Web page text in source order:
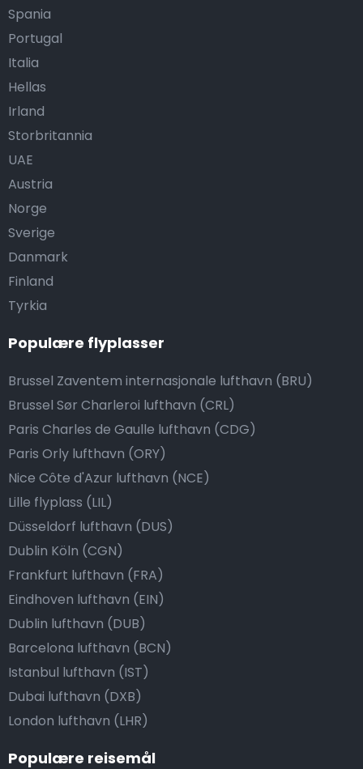
Spania
Portugal
Italia
Hellas
Irland
Storbritannia
UAE
Austria
Norge
Sverige
Danmark
Finland
Tyrkia
Populære flyplasser
Brussel Zaventem internasjonale lufthavn (BRU)
Brussel Sør Charleroi lufthavn (CRL)
Paris Charles de Gaulle lufthavn (CDG)
Paris Orly lufthavn (ORY)
Nice Côte d'Azur lufthavn (NCE)
Lille flyplass (LIL)
Düsseldorf lufthavn (DUS)
Dublin Köln (CGN)
Frankfurt lufthavn (FRA)
Eindhoven lufthavn (EIN)
Dublin lufthavn (DUB)
Barcelona lufthavn (BCN)
Istanbul lufthavn (IST)
Dubai lufthavn (DXB)
London lufthavn (LHR)
Populære reisemål